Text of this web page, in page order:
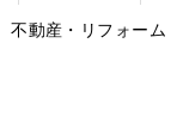
不動産・リフォーム